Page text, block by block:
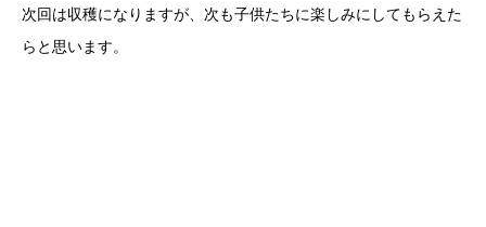
次回は収穫になりますが、次も子供たちに楽しみにしてもらえた
らと思います。